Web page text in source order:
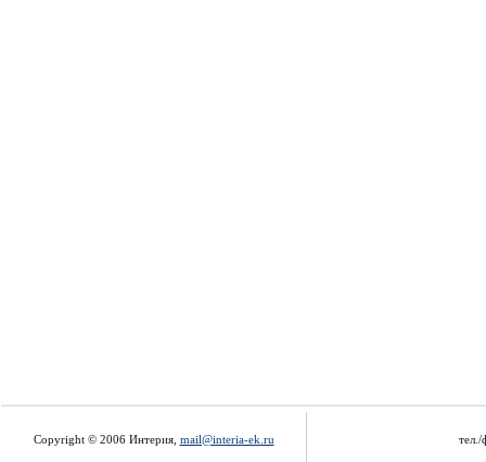
Copyright © 2006 Интерия, mail@interia-ek.ru